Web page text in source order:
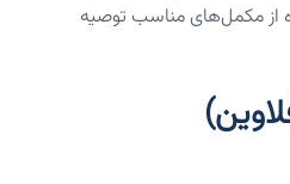
از مکمل‌های مناسب توصیه